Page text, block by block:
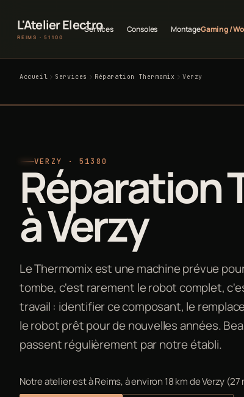
L'Atelier Electro
REIMS · 51100
Services Consoles MontageGaming /
Accueil Services Réparation Thermomix Verzy
VERZY · 51380
Réparation
à Verzy
Le Thermomix est une machine prévue
tombe, c'est rarement le robot complet,
travail : identifier ce composant, le
le robot prêt pour de nouvelles années.
passent régulièrement par notre établi.
Notre atelier est à Reims, à environ 18 km de Verzy